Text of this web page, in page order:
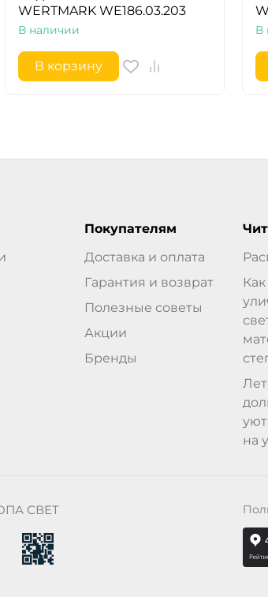
WERTMARK WE186.03.203
В наличии
В корзину
В
Покупателям
Доставка и оплата
Гарантия и возврат
Полезные советы
Акции
Бренды
на
СВЕТ